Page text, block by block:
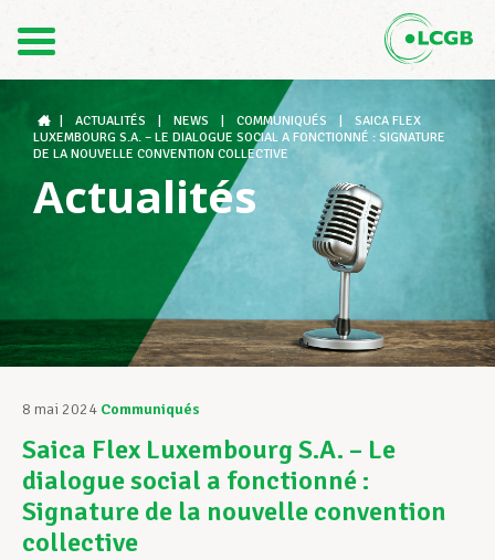
DE
Le LCGB
Structures syndicales
Assistance au Travail
Vos droits
Assistance en vie privée
ACTUALITÉS NEWS COMMUNIQUÉS
SAICA FLEX
LUXEMBOURG S.A. – LE DIALOGUE SOCIAL A FONCTIONNÉ : SIGNATURE
DE LA NOUVELLE CONVENTION COLLECTIVE
Actualités
8 mai 2024 Communiqués
Saica Flex Luxembourg S.A. – Le
dialogue social a fonctionné :
Signature de la nouvelle convention
collective